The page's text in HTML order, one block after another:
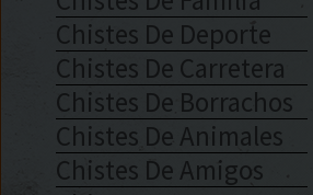
Chistes De Deporte
Chistes De Carretera
Chistes De Borrachos
Chistes De Animales
Chistes De Amigos